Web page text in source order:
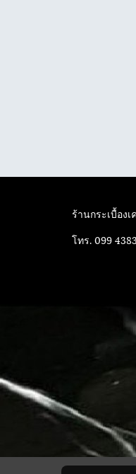
ร้านกระเบื้อง
โทร. 099